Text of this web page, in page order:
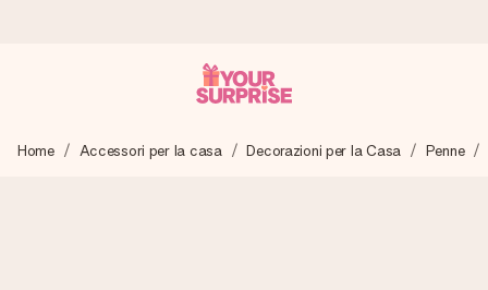
Prepariamo il tuo regalo con attenzione e lo spediamo in un
Home Accessori per la casa Decorazioni per la Casa Penne